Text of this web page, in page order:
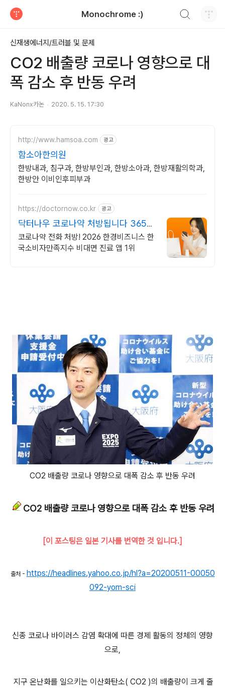
Monochrome :)
신재생에너지/트러블 및 문제
CO2 배출량 코로나 영향으로 대
폭 감소 후 반동 우려
KaNonx카논 2020. 5. 15. 17:30
http://www.hamsoa.com 광고
함소아한의원
한방내과, 침구과, 한방부인과, 한방소아과, 한방재활의학과,
한방안 이비인후피부과
https://doctornow.co.kr 광고
닥터나우 코로나약 처방됩니다 365일
24시간 진료가능
코로나약 전화 처방! 2026 한경비즈니스 한
국소비자만족지수 비대면 진료 앱 1위
CO2 배출량 코로나 영향으로 대폭 감소 후 반동 우려
CO2 배출량 코로나 영향으로 대폭 감소 후 반동 우려
[이 포스팅은 일본 기사를 번역한 것 입니다.]
출처 - https://headlines.yahoo.co.jp/hl?a=20200511-00050
092-yom-sci
신종 코로나 바이러스 감염 확대에 따른 경제 활동의 정체의 영향
으로,
지구 온난화를 일으키는 이산화탄소( CO2 )의 배출량이 크게 줄